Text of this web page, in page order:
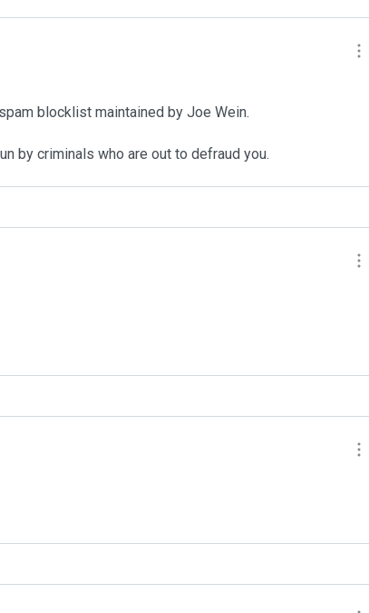
blocklist maintained by Joe Wein.
by criminals who are out to defraud you.